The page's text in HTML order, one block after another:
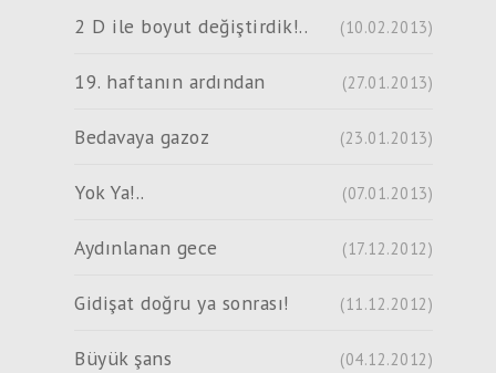
2 D ile boyut değiştirdik!.. (10.02.2013)
19. haftanın ardından (27.01.2013)
Bedavaya gazoz (23.01.2013)
Yok Ya!.. (07.01.2013)
Aydınlanan gece (17.12.2012)
Gidişat doğru ya sonrası! (11.12.2012)
Büyük şans (04.12.2012)